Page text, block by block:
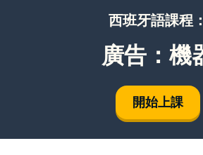
西班牙語課程：
廣告：機
開始上課